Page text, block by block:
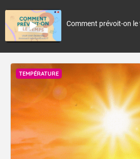
Comment prévoit-on le
TEMPÉRATURE